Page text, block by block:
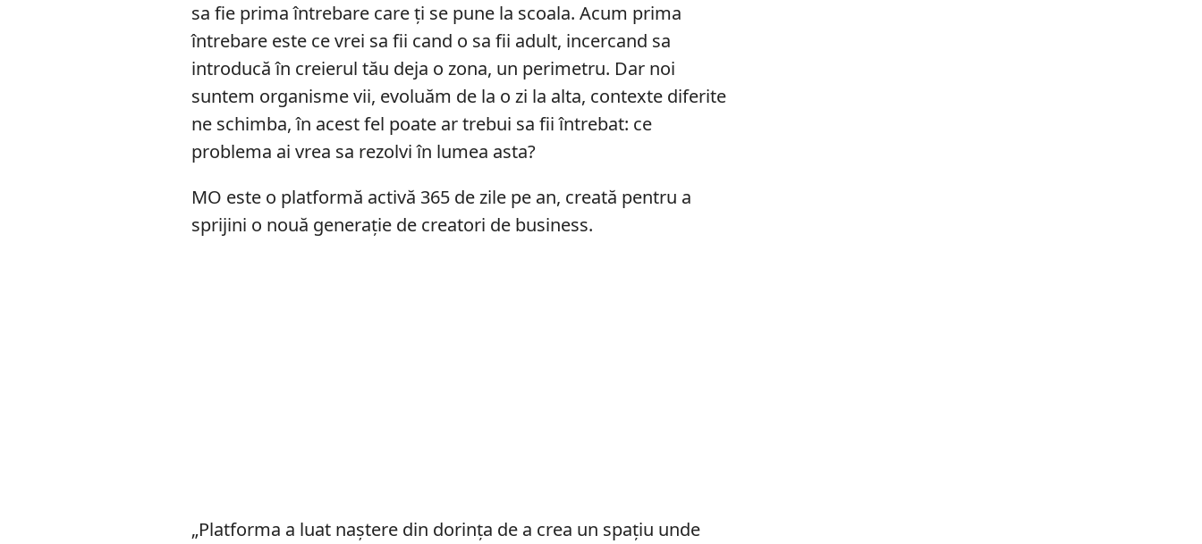
sa fie prima întrebare care ți se pune la scoala. Acum prima
întrebare este ce vrei sa fii cand o sa fii adult, incercand sa
introducă în creierul tău deja o zona, un perimetru. Dar noi
suntem organisme vii, evoluăm de la o zi la alta, contexte diferite
ne schimba, în acest fel poate ar trebui sa fii întrebat: ce
problema ai vrea sa rezolvi în lumea asta?
MO este o platformă activă 365 de zile pe an, creată pentru a
sprijini o nouă generație de creatori de business.
„Platforma a luat naștere din dorința de a crea un spațiu unde